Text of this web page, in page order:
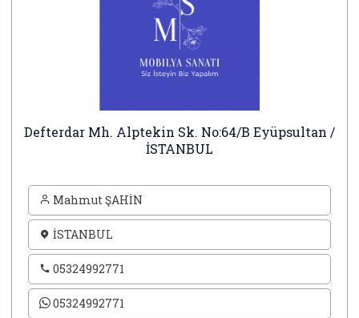
Defterdar Mh. Alptekin Sk. No:64/B Eyüpsultan /
İSTANBUL
Mahmut ŞAHİN
İSTANBUL
05324992771
05324992771